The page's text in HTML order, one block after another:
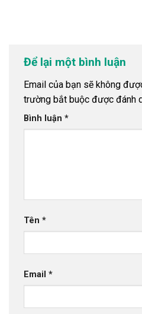
Để lại một bình luận
Email của bạn sẽ không
trường bắt buộc được đánh
Bình luận *
Tên *
Email *